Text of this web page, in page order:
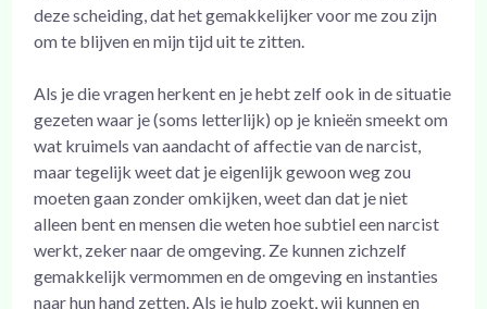
deze scheiding, dat het gemakkelijker voor me zou zijn
om te blijven en mijn tijd uit te zitten.
Als je die vragen herkent en je hebt zelf ook in de situatie
gezeten waar je (soms letterlijk) op je knieën smeekt om
wat kruimels van aandacht of affectie van de narcist,
maar tegelijk weet dat je eigenlijk gewoon weg zou
moeten gaan zonder omkijken, weet dan dat je niet
alleen bent en mensen die weten hoe subtiel een narcist
werkt, zeker naar de omgeving. Ze kunnen zichzelf
gemakkelijk vermommen en de omgeving en instanties
naar hun hand zetten. Als je hulp zoekt, wij kunnen en